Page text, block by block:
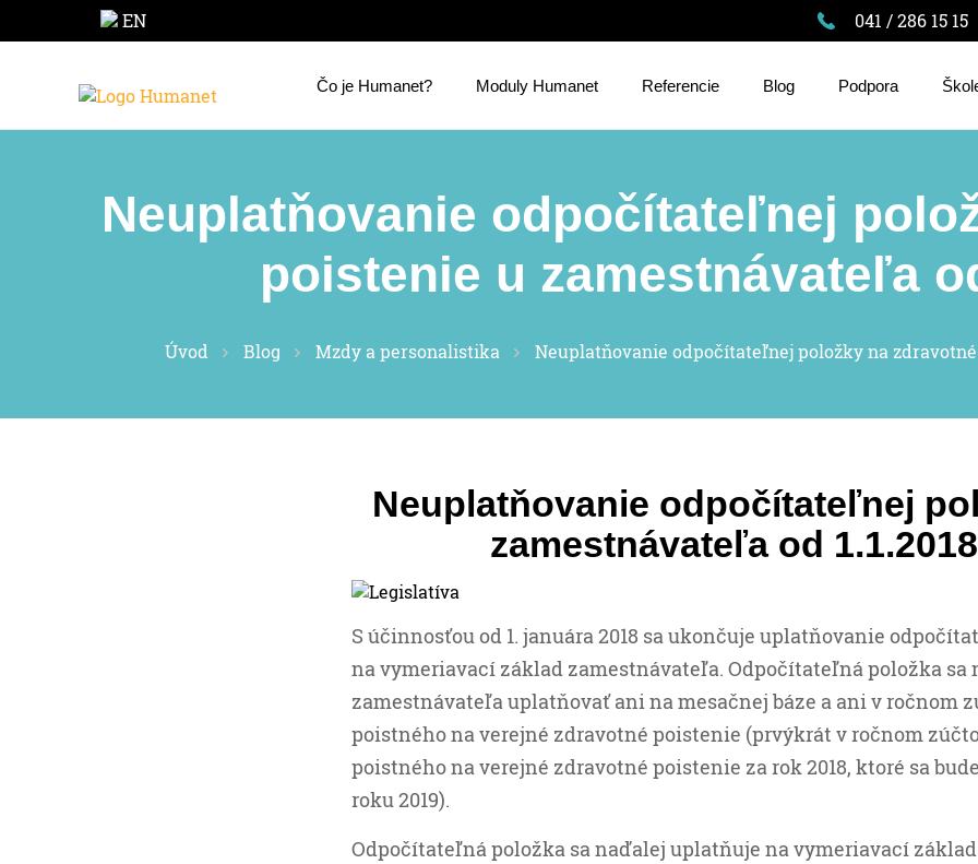
EN 041 / 286 15 15
Čo je Humanet? Moduly Humanet Referencie Blog Podpora
Neuplatňovanie odpočítateľnej
poistenie u zamestnávateľa
Úvod Blog Mzdy a personalistika Neuplatňovanie odpočítateľnej položky na
Neuplatňovanie odpočítateľnej
zamestnávateľa od 1.1.2018
S účinnosťou od 1. januára 2018 sa ukončuje uplatňovanie
na vymeriavací základ zamestnávateľa. Odpočítateľná položka sa
zamestnávateľa uplatňovať ani na mesačnej báze a ani v ročnom
poistného na verejné zdravotné poistenie (prvýkrát v ročnom
poistného na verejné zdravotné poistenie za rok 2018, ktoré sa
roku 2019).
Odpočítateľná položka sa naďalej uplatňuje na vymeriavací